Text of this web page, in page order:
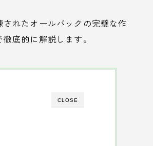
れたオールバックの完璧な作
底的に解説します。
CLOSE